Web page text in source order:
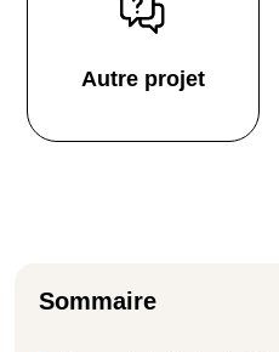
Autre projet
Sommaire